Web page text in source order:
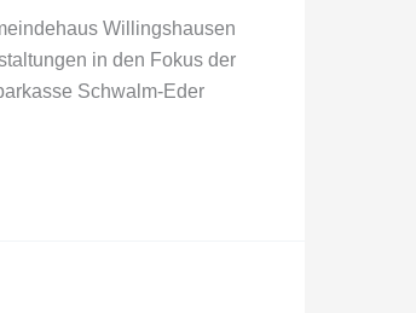
Willingshausen
in den Fokus der
Schwalm-Eder